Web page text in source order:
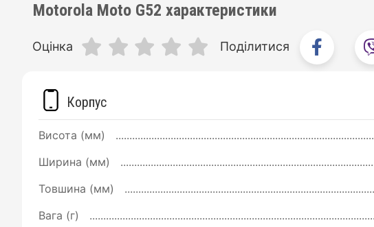
Motorola Moto G52 характеристики
Оцінка Поділитися
Корпус
Висота (мм)
Ширина (мм)
Товшина (мм)
Вага (г)